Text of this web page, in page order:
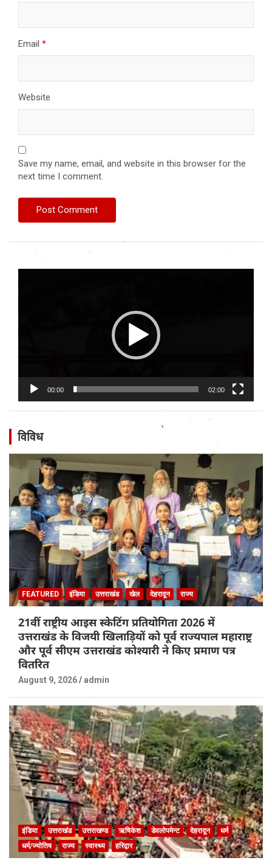
Email *
Website
Save my name, email, and website in this browser for the
next time I comment.
00:00 02:00
विविध
FEATURED इंडिया उत्तराखंड खेल देहरादून राज्य
21वीं राष्ट्रीय आइस स्केटिंग प्रतियोगिता 2026 में
उत्तराखंड के विजयी खिलाड़ियों को पूर्व राज्यपाल महाराष्ट्र
और पूर्व सीएम उत्तराखंड कोश्यारी ने किए प्रमाण पत्र
वितरित
August 9, 2026 admin
इंडिया उत्तराखंड उत्तराखण्ड ऋषिकेश डेवलोपमेन्ट देहरादून
धर्म
धर्म/ज्योतिष
राज्य स्वास्थ्य हरिद्वार